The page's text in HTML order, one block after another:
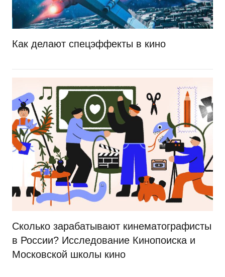
Как делают спецэффекты в кино
Сколько зарабатывают кинематографисты
в России? Исследование Кинопоиска и
Московской школы кино